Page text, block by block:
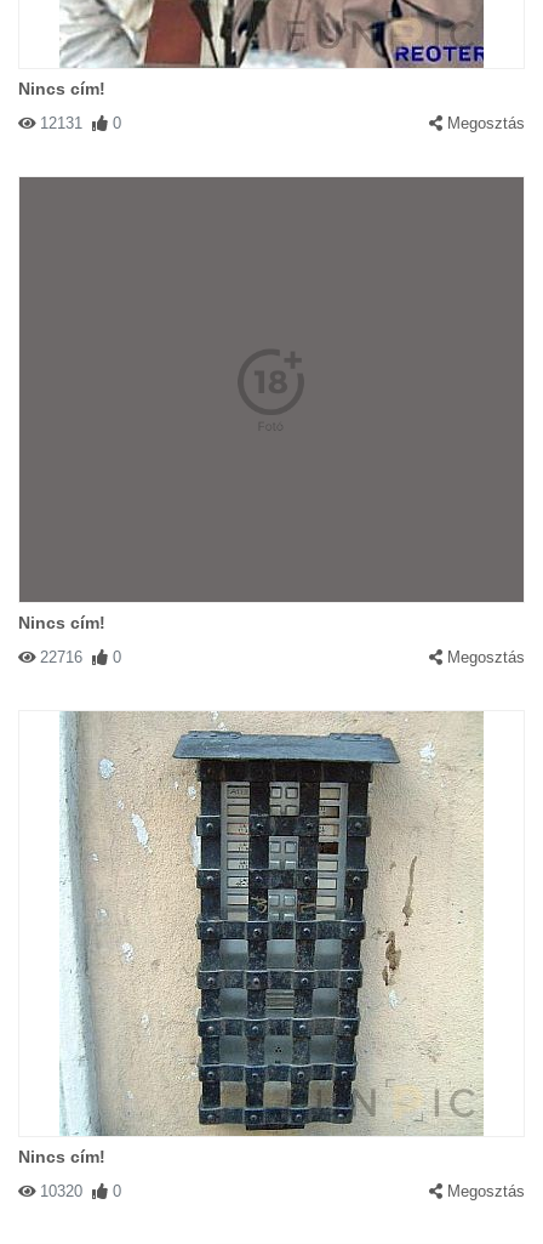
Nincs cím!
12131 0 Megosztás
Nincs cím!
22716 0 Megosztás
Nincs cím!
10320 0 Megosztás